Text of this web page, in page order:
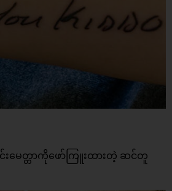
င်းမေတ္တာကိုဖော်ကြူးထားတဲ့ ဆင်တူ